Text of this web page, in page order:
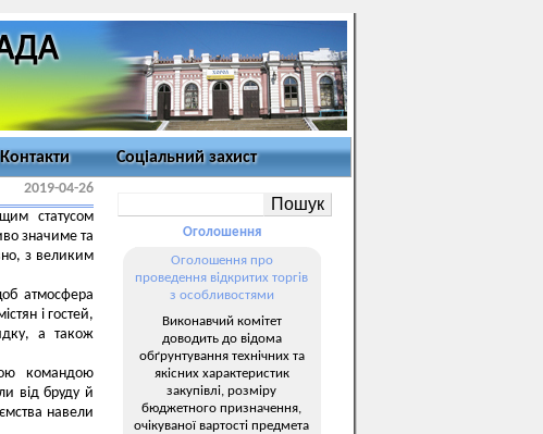
Контакти Соціальний захист
2019-04-26
статусом
значиме та
з великим
атмосфера
і гостей,
а також
командою
від бруду й
навели
Оголошення
Оголошення про
проведення відкритих торгів
з особливостями
Виконавчий комітет
доводить до відома
обґрунтування технічних та
якісних характеристик
закупівлі, розміру
бюджетного призначення,
очікуваної вартості предмета